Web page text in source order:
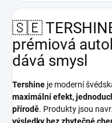
🇸🇪
prémiová
dává smysl
Tershine je moderní
maximální efekt,
přírodě. Produkty jsou